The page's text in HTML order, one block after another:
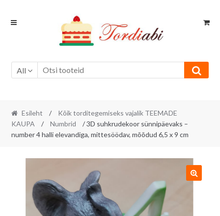
Skip
Skip
All
Esileht /
Kõik torditegemiseks vajalik TEEMADE
KAUPA
/ Numbrid
/ 3D suhkrudekoor sünnipäevaks –
number 4 halli elevandiga, mittesöödav, mõõdud 6,5 x 9 cm